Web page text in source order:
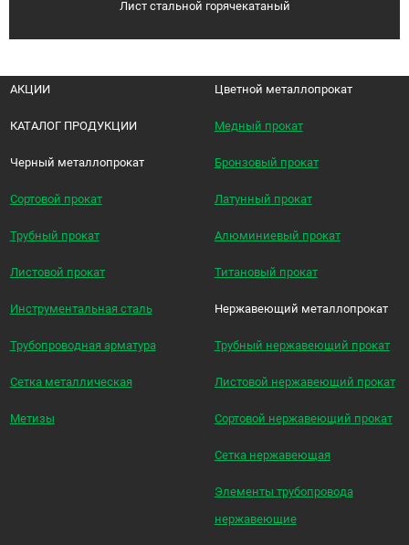
Лист стальной горячекатаный
АКЦИИ
КАТАЛОГ ПРОДУКЦИИ
Черный металлопрокат
Сортовой прокат
Трубный прокат
Листовой прокат
Инструментальная сталь
Трубопроводная арматура
Сетка металлическая
Метизы
Цветной металлопрокат
Медный прокат
Бронзовый прокат
Латунный прокат
Алюминиевый прокат
Титановый прокат
Нержавеющий металлопрокат
Трубный нержавеющий прокат
Листовой нержавеющий прокат
Сортовой нержавеющий прокат
Сетка нержавеющая
Элементы трубопровода
нержавеющие